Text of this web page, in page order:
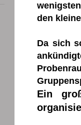
den
Da sich
Ein